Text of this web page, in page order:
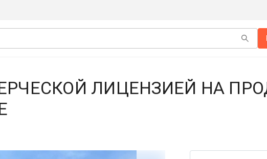
ЛИЦЕНЗИЕЙ НА